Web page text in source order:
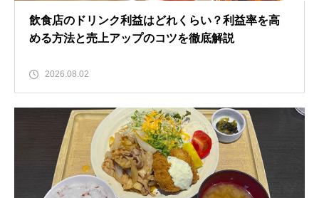
飲食店のドリンク利益はどれくらい？利益率を高
める方法と売上アップのコツを徹底解説
2026.08.02